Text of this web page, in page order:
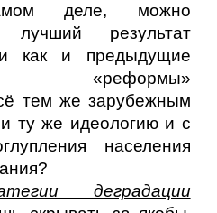
деле, можно
результат
как и предыдущие
«реформы»
тем же зарубежным
ту же идеологию и с
населения
деградации